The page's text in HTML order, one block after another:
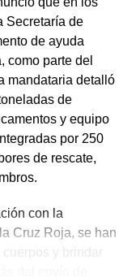
Secretaría de
de ayuda
como parte del
mandataria detalló
de
y equipo
por 250
de rescate,
con la
Cruz Roja, se han
y brindar